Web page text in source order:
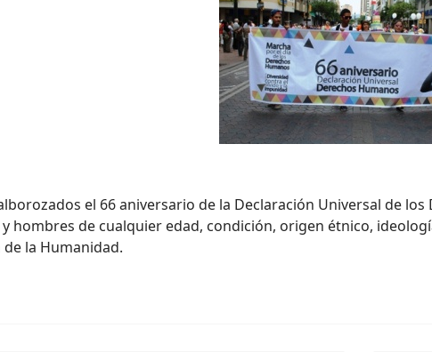
el 66 aniversario de la Declaración Universal de
y hombres de cualquier edad, condición, origen étnico,
de la Humanidad.